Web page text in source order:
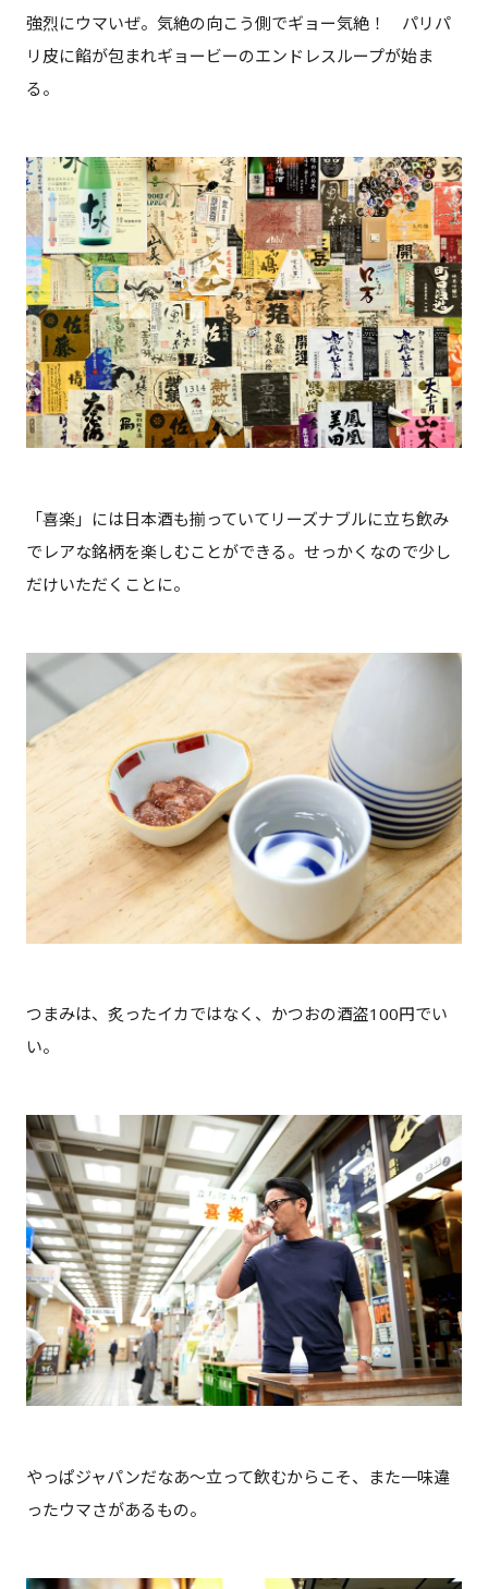
強烈にウマいぜ。気絶の向こう側でギョー気絶！ パリパ
リ皮に餡が包まれギョービーのエンドレスループが始ま
る。
「喜楽」には日本酒も揃っていてリーズナブルに立ち飲み
でレアな銘柄を楽しむことができる。せっかくなので少し
だけいただくことに。
つまみは、炙ったイカではなく、かつおの酒盗100円でい
い。
やっぱジャパンだなあ〜立って飲むからこそ、また一味違
ったウマさがあるもの。